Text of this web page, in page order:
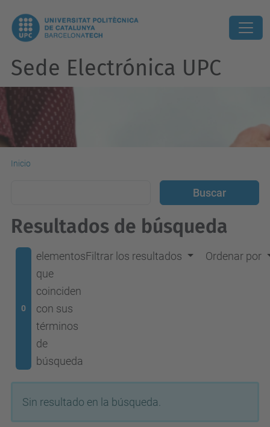
Sede Electrónica UPC
Inicio
Resultados de búsqueda
0
elementos
que
coinciden
con sus
términos
de
búsqueda
Filtrar los resultados Ordenar por
Sin resultado en la búsqueda.